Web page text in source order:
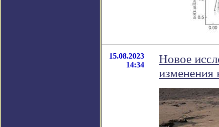
15.08.2023
14:34
Новое
изменения